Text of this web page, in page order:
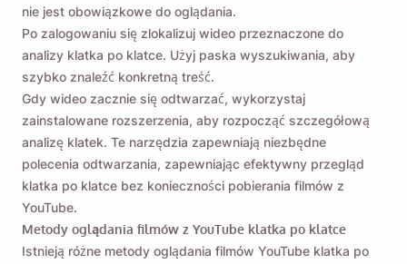
nie jest obowiązkowe do oglądania.
Po zalogowaniu się zlokalizuj wideo przeznaczone do
analizy klatka po klatce. Użyj paska wyszukiwania, aby
szybko znaleźć konkretną treść.
Gdy wideo zacznie się odtwarzać, wykorzystaj
zainstalowane rozszerzenia, aby rozpocząć szczegółową
analizę klatek. Te narzędzia zapewniają niezbędne
polecenia odtwarzania, zapewniając efektywny przegląd
klatka po klatce bez konieczności pobierania filmów z
YouTube.
Metody oglądania filmów z YouTube klatka po klatce
Istnieją różne metody oglądania filmów YouTube klatka po